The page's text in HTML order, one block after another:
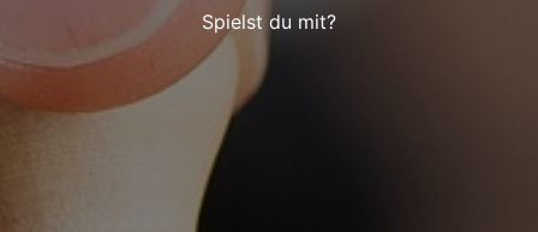
Spielst du mit?